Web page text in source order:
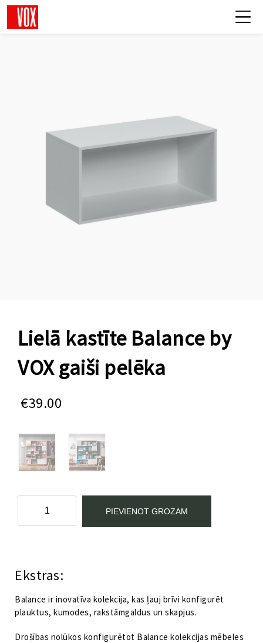
Lielā kastīte Balance by
VOX gaiši pelēka
€39.00
Balance
pelēka
PIEVIENOT GROZAM
Ekstras:
Balance ir inovatīva kolekcija, kas ļauj brīvi konfigurēt
plauktus, kumodes, rakstāmgaldus un skapjus.
Drošības nolūkos konfigurētot Balance kolekcijas mēbeles